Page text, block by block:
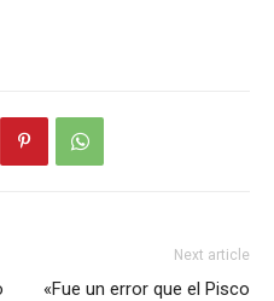
Next article
«Fue un error que el Pisco